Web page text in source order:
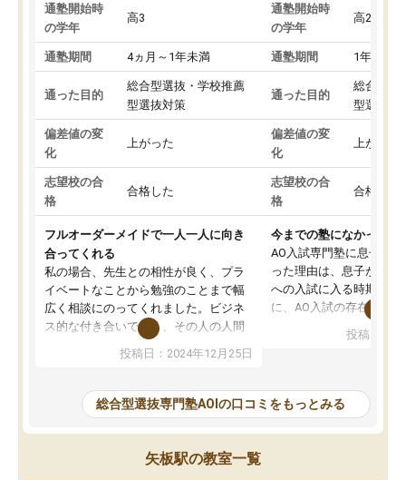
通塾開始時
の学年
高3
通塾期間 4ヵ月～1年未満
通った目的
総合型選抜・学校推薦
型選抜対策
偏差値の変
化
上がった
志望校の合
格
合格した
フルオーダーメイドで一人一人に向き
合ってくれる
私の場合、先生との相性が良く、プラ
イベートなことから勉強のことまで幅
広く相談にのってくれました。ビジネ
ス的な付き合いでなく、その人の人間
性までを適切に把握し、むきあってい
るなぁと強く感じることできました。
と相談すると、他の先生も紹介してく
ださり、客観的なアドバイスもいただ
くことができました（志望理由・自己
PR等の添削において）。そして、なに
より自習室が解放されている点がよか
投稿日：2024年12月25日
通塾開始時
の学年
高2
通塾期間 1年以上
通った目的
総合型選
型選抜対
偏差値の変
化
上がった
志望校の合
格
合格した
今までの塾になかった
AO入試専門塾に息子を
った理由は、息子が高校
への入試に入る時期に差
に、AO入試の存在を息
たことから、AOIに入塾
で、AO入試を改めて知
それに対しての具体的な
ことでした。更に子供の
投稿日：
総合型選抜専門塾AOIの口コミをもっとみる
矢板駅の教室一覧